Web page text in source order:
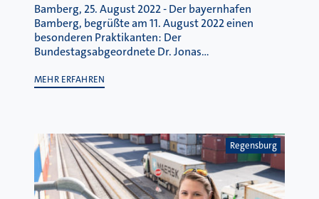
Bamberg, 25. August 2022 - Der bayernhafen
Bamberg, begrüßte am 11. August 2022 einen
besonderen Praktikanten: Der
Bundestagsabgeordnete Dr. Jonas…
MEHR ERFAHREN
Regensburg